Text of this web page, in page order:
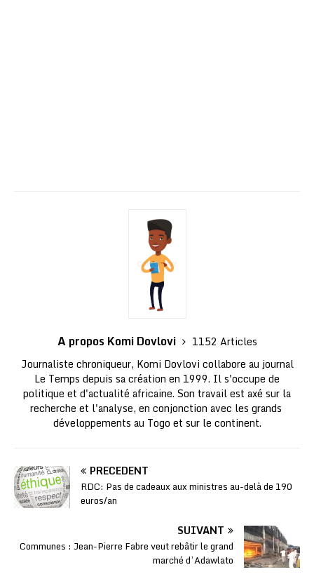
A propos Komi Dovlovi
1152 Articles
Journaliste chroniqueur, Komi Dovlovi collabore au journal
Le Temps depuis sa création en 1999. Il s'occupe de
politique et d'actualité africaine. Son travail est axé sur la
recherche et l'analyse, en conjonction avec les grands
développements au Togo et sur le continent.
PRÉCÉDENT
RDC: Pas de cadeaux aux ministres au-delà de 190
euros/an
SUIVANT
Communes : Jean-Pierre Fabre veut rebâtir le grand
marché d’Adawlato